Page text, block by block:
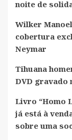
noite de
Wilker
cobertura
Neymar
Tihuana
DVD gravado
Livro “Homo
já está à
sobre uma